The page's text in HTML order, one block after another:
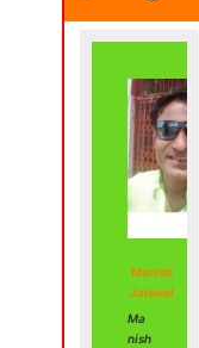
Manish
Jaiswal
Ma
nish